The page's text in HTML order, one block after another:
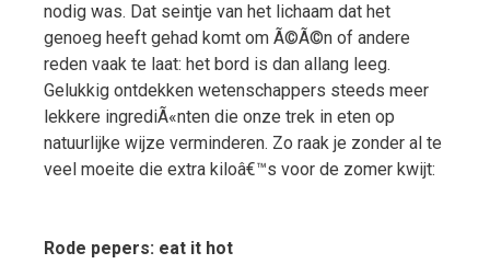
nodig was. Dat seintje van het lichaam dat het
genoeg heeft gehad komt om Ã©Ã©n of andere
reden vaak te laat: het bord is dan allang leeg.
Gelukkig ontdekken wetenschappers steeds meer
lekkere ingrediÃ«nten die onze trek in eten op
natuurlijke wijze verminderen. Zo raak je zonder al te
veel moeite die extra kiloâ€™s voor de zomer kwijt:
Rode pepers: eat it hot